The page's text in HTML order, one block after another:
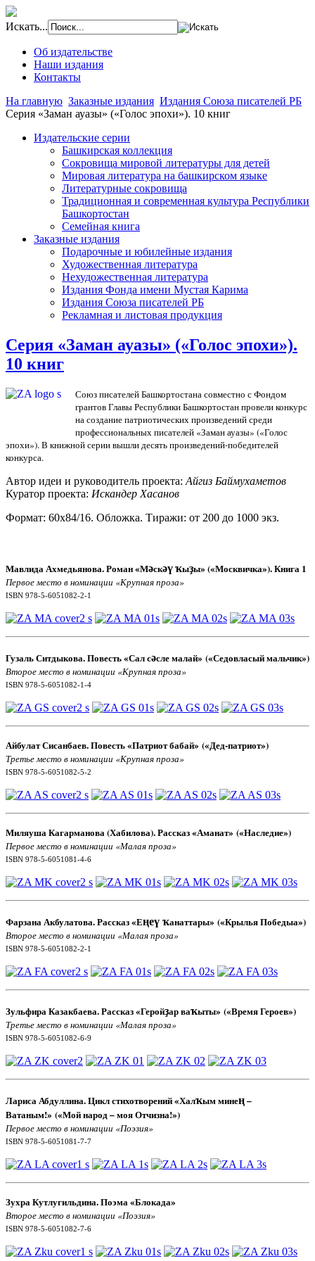
Искать...
Об издательстве
Наши издания
Контакты
На главную Заказные издания Издания Союза писателей РБ
Серия «Заман ауазы» («Голос эпохи»). 10 книг
Издательские серии
Башкирская коллекция
Сокровища мировой литературы для детей
Мировая литература на башкирском языке
Литературные сокровища
Традиционная и современная культура Республики
Башкортостан
Семейная книга
Заказные издания
Подарочные и юбилейные издания
Художественная литература
Нехудожественная литература
Издания Фонда имени Мустая Карима
Издания Союза писателей РБ
Рекламная и листовая продукция
Серия «Заман ауазы» («Голос эпохи»).
10 книг
Союз писателей Башкортостана совместно с Фондом
грантов Главы Республики Башкортостан провели конкурс
на создание патриотических произведений среди
профессиональных писателей «Заман ауазы» («Голос
эпохи»). В книжной серии вышли десять произведений-победителей
конкурса.
Автор идеи и руководитель проекта: Айгиз Баймухаметов
Куратор проекта: Искандер Хасанов
Формат: 60х84/16. Обложка. Тиражи: от 200 до 1000 экз.
Мавлида Ахмедьянова. Роман «Мәскәүҡыҙы» («Москвичка»). Книга 1
Первое место в номинации «Крупная проза»
ISBN 978-5-6051082-2-1
Гузаль Ситдыкова. Повесть «Сал сәсле малай» («Седовласый мальчик»)
Второе место в номинации «Крупная проза»
ISBN 978-5-6051082-1-4
Айбулат Сисанбаев. Повесть «Патриот бабай» («Дед-патриот»)
Третье место в номинации «Крупная проза»
ISBN 978-5-6051082-5-2
Миляуша Кагарманова (Хабилова). Рассказ «Аманат» («Наследие»)
Первое место в номинации «Малая проза»
ISBN 978-5-6051081-4-6
Фарзана Акбулатова. Рассказ «Еңеү ҡанаттары» («Крылья Победыа»)
Второе место в номинации «Малая проза»
ISBN 978-5-6051082-2-1
Зульфира Казакбаева. Рассказ «Геройҙар ваҡыты» («Время Героев»)
Третье место в номинации «Малая проза»
ISBN 978-5-6051082-6-9
Лариса Абдуллина. Цикл стихотворений «Халҡым минең–
Ватаным!» («Мой народ – моя Отчизна!»)
Первое место в номинации «Поэзия»
ISBN 978-5-6051081-7-7
Зухра Кутлугильдина. Поэма «Блокада»
Второе место в номинации «Поэзия»
ISBN 978-5-6051082-7-6